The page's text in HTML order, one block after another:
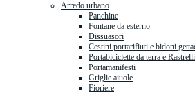
Arredo urbano
Panchine
Fontane da esterno
Dissuasori
Cestini portarifiuti e bidoni
Portabiciclette da terra e
Portamanifesti
Griglie aiuole
Fioriere